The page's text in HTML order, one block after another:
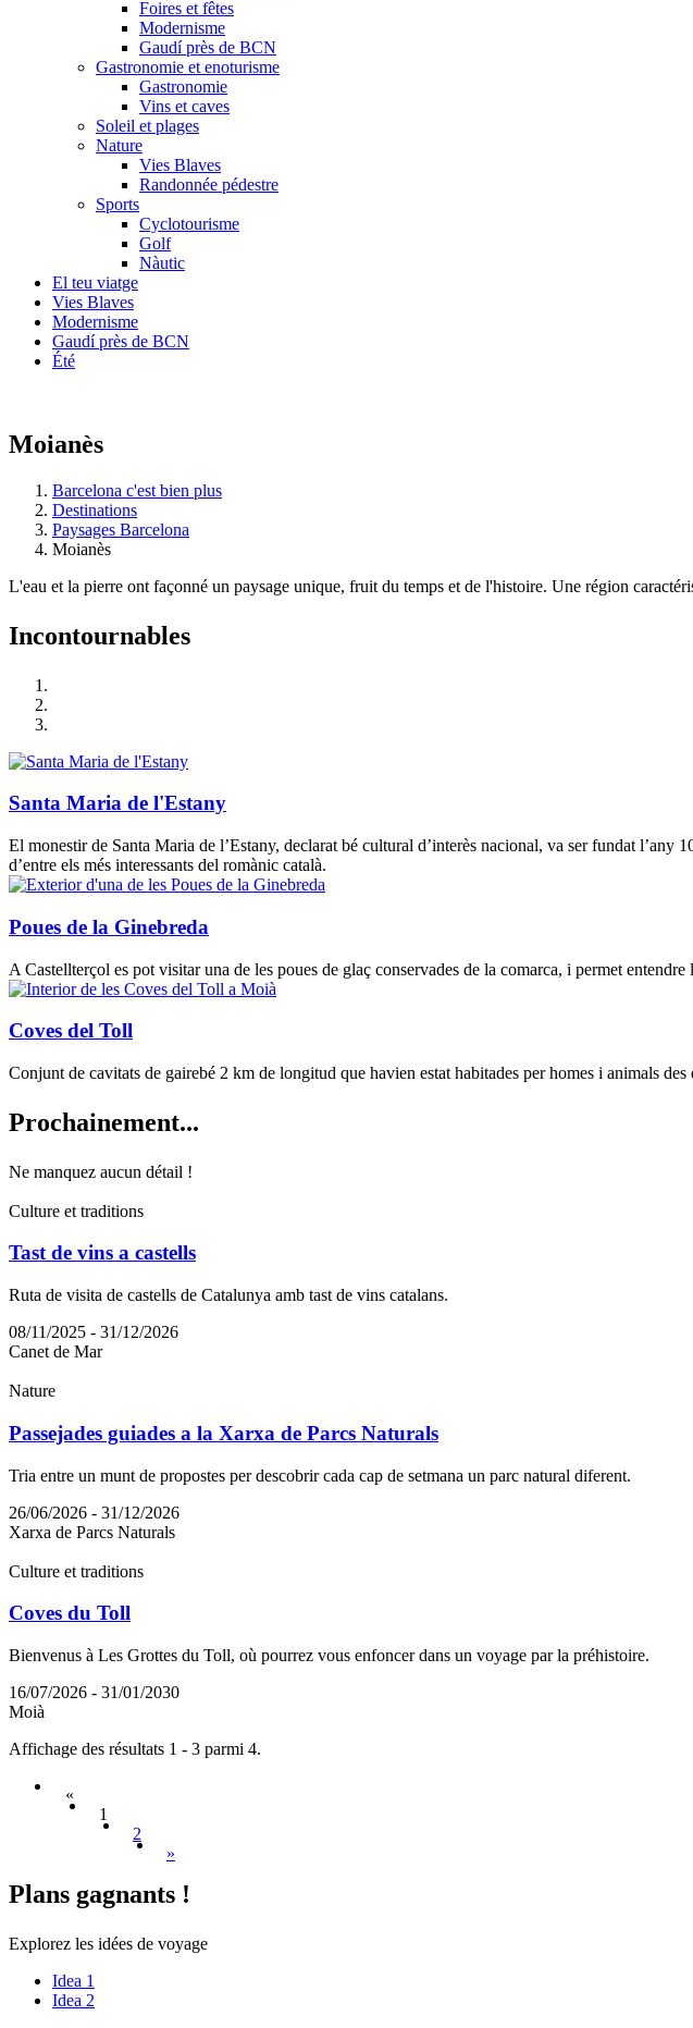
Foires et fêtes
Modernisme
Gaudí près de BCN
Gastronomie et enoturisme
Gastronomie
Vins et caves
Soleil et plages
Nature
Vies Blaves
Randonnée pédestre
Sports
Cyclotourisme
Golf
Nàutic
El teu viatge
Vies Blaves
Modernisme
Gaudí près de BCN
Été
Moianès
Barcelona c'est bien plus
Destinations
Paysages Barcelona
Moianès
L'eau et la pierre ont façonné un paysage unique, fruit du temps et de l'histoire. Une région
Incontournables
Santa Maria de l'Estany
El monestir de Santa Maria de l’Estany, declarat bé cultural d’interès nacional, va ser fundat
d’entre els més interessants del romànic català.
Poues de la Ginebreda
A Castellterçol es pot visitar una de les poues de glaç conservades de la comarca, i permet
Coves del Toll
Conjunt de cavitats de gairebé 2 km de longitud que havien estat habitades per homes i animals des
Prochainement...
Ne manquez aucun détail !
Culture et traditions
Tast de vins a castells
Ruta de visita de castells de Catalunya amb tast de vins catalans.
08/11/2025 - 31/12/2026
Canet de Mar
Nature
Passejades guiades a la Xarxa de Parcs Naturals
Tria entre un munt de propostes per descobrir cada cap de setmana un parc natural diferent.
26/06/2026 - 31/12/2026
Xarxa de Parcs Naturals
Culture et traditions
Coves du Toll
Bienvenus à Les Grottes du Toll, où pourrez vous enfoncer dans un voyage par la préhistoire.
16/07/2026 - 31/01/2030
Moià
Affichage des résultats 1 - 3 parmi 4.
«
1
2
»
Plans gagnants !
Explorez les idées de voyage
Idea 1
Idea 2